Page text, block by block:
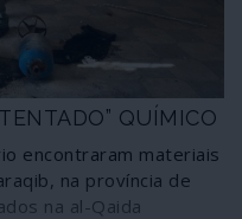
QUÍMICO
encontraram materiais
na província de
na al-Qaida